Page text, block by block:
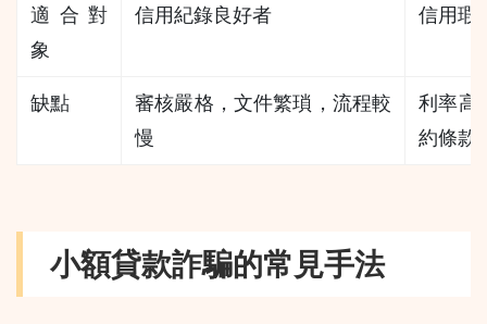
適合對
象
信用紀錄良好者 信用瑕
缺點
審核嚴格，文件繁瑣，流程較
慢
利率高
約條款
小額貸款詐騙的常見手法